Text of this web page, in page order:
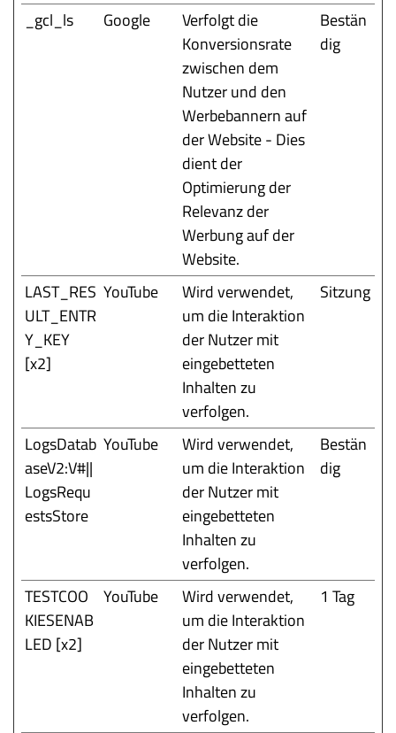
_gcl_ls Google
Verfolgt die
Konversionsrate
zwischen dem
Nutzer und den
Werbebannern auf
der Website - Dies
dient der
Optimierung der
Relevanz der
Werbung auf der
Website.
Bestän
dig
LAST_RES
ULT_ENTR
Y_KEY
[x2]
YouTube
Wird verwendet,
um die Interaktion
der Nutzer mit
eingebetteten
Inhalten zu
verfolgen.
Sitzung
LogsDatab
aseV2:V#||
LogsRequ
estsStore
YouTube
Wird verwendet,
um die Interaktion
der Nutzer mit
eingebetteten
Inhalten zu
verfolgen.
Bestän
dig
TESTCOO
KIESENAB
LED [x2]
YouTube
Wird verwendet,
um die Interaktion
der Nutzer mit
eingebetteten
Inhalten zu
verfolgen.
1 Tag